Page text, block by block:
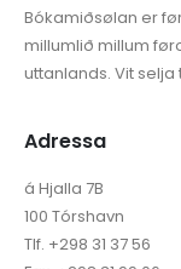
Bókamiðsølan er
millumlið millum
uttanlands. Vit
Adressa
á Hjalla 7B
100 Tórshavn
Tlf. +298 31 37 56